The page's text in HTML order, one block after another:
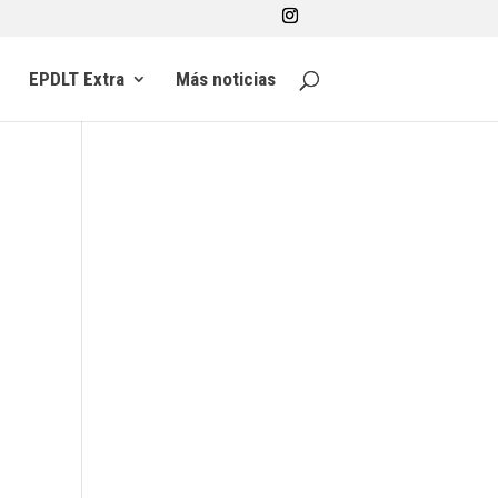
EPDLT Extra Más noticias